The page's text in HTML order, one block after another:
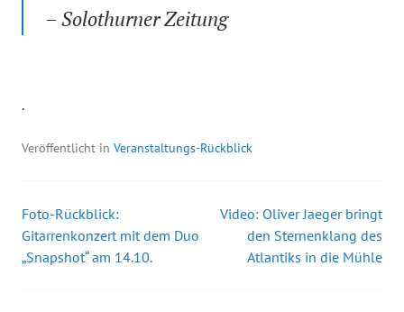
– Solothurner Zeitung
.
Veröffentlicht in Veranstaltungs-Rückblick
Beitrags-
Navigation
Foto-Rückblick:
Gitarrenkonzert mit dem Duo
„Snapshot“ am 14.10.
Video: Oliver Jaeger bringt
den Sternenklang des
Atlantiks in die Mühle